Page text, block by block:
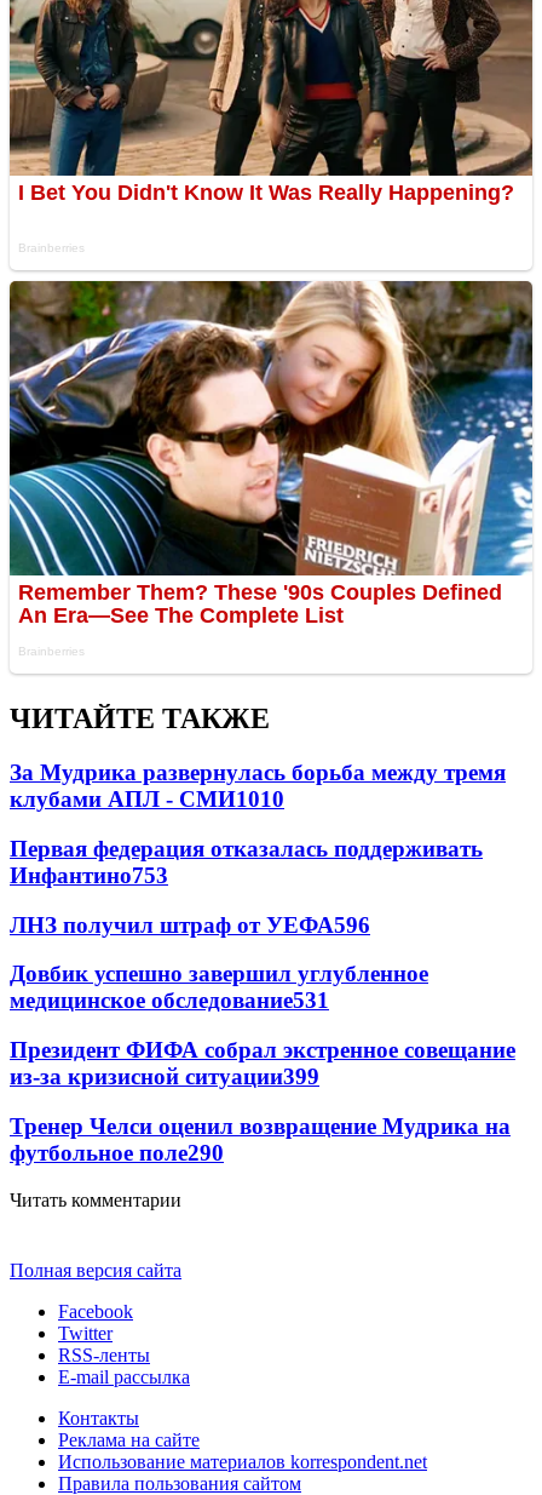
ЧИТАЙТЕ ТАКЖЕ
За Мудрика развернулась борьба между тремя
клубами АПЛ - СМИ1010
Первая федерация отказалась поддерживать
Инфантино753
ЛНЗ получил штраф от УЕФА596
Довбик успешно завершил углубленное
медицинское обследование531
Президент ФИФА собрал экстренное совещание
из-за кризисной ситуации399
Тренер Челси оценил возвращение Мудрика на
футбольное поле290
Читать комментарии
Полная версия сайта
Facebook
Twitter
RSS-ленты
E-mail рассылка
Контакты
Реклама на сайте
Использование материалов korrespondent.net
Правила пользования сайтом